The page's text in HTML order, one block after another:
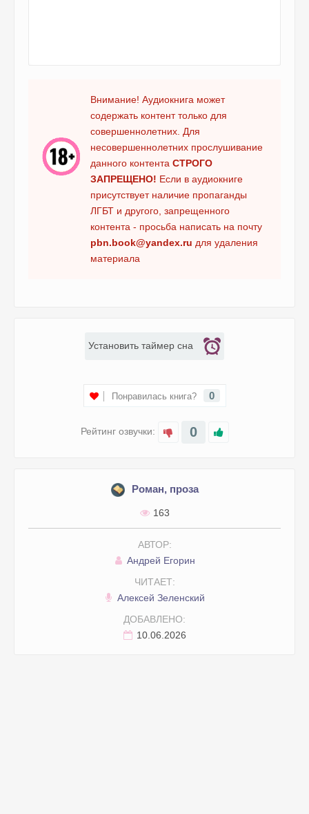
Внимание! Аудиокнига может
содержать контент только для
совершеннолетних. Для
несовершеннолетних прослушивание
данного контента СТРОГО
ЗАПРЕЩЕНО! Если в аудиокниге
присутствует наличие пропаганды
ЛГБТ и другого, запрещенного
контента - просьба написать на почту
pbn.book@yandex.ru для удаления
материала
Рейтинг озвучки: 0
Понравилась книга? 0
Установить таймер сна
Роман, проза
163
АВТОР:
Андрей Егорин
ЧИТАЕТ:
Алексей Зеленский
ДОБАВЛЕНО:
10.06.2026